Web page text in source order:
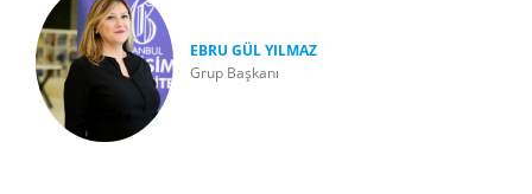
EBRU GÜL YILMAZ
Grup Başkanı